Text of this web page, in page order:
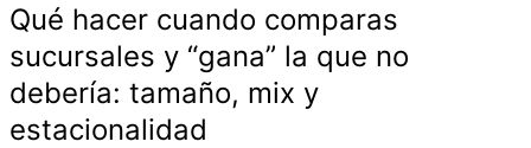
Qué hacer cuando comparas
sucursales y “gana” la que no
debería: tamaño, mix y
estacionalidad